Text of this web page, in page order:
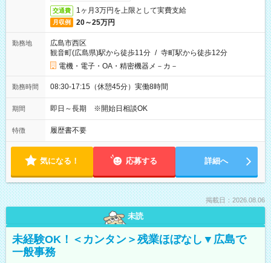
交通費 1ヶ月3万円を上限として実費支給
月収例 20～25万円
勤務地
広島市西区
観音町(広島県)駅から徒歩11分 / 寺町駅から徒歩12分
電機・電子・OA・精密機器メ－カ－
勤務時間 08:30-17:15（休憩45分）実働8時間
期間 即日～長期 ※開始日相談OK
特徴 履歴書不要
気になる！ 応募する 詳細へ
掲載日：2026.08.06
未読
未経験OK！＜カンタン＞残業ほぼなし▼広島で
一般事務